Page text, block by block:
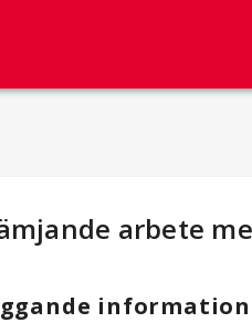
: arbete
information